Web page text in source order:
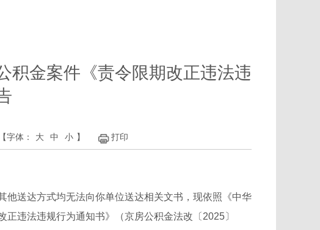
积金案件《责令限期改正违法违
打印
【字体： 大 中 小 】
送达方式均无法向你单位送达相关文书，现依照《中华
违法违规行为通知书》（京房公积金法改〔2025〕